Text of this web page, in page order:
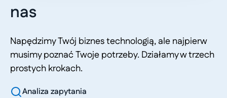
nas
Napędzimy Twój biznes technologią, ale najpierw
musimy poznać Twoje potrzeby. Działamy w trzech
prostych krokach.
Analiza zapytania